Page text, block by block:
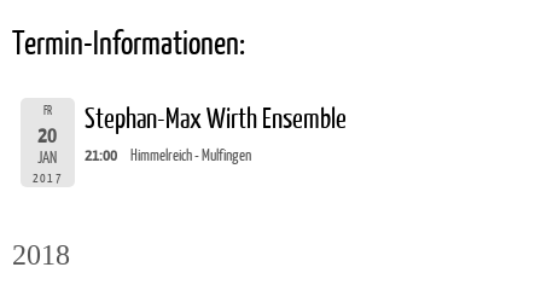
Termin-Informationen:
FR
20
JAN
2017
Stephan-Max Wirth Ensemble
21:00 Himmelreich - Mulfingen
2018